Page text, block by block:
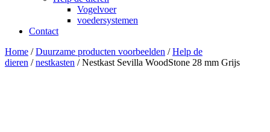
Vogelvoer
voedersystemen
Contact
Home /Duurzame producten voorbeelden /Help de
dieren /nestkasten / Nestkast Sevilla WoodStone 28 mm Grijs